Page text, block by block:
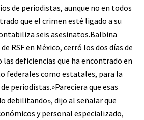
de periodistas, aunque no en todos
que el crimen esté ligado a su
seis asesinatos.Balbina
RSF en México, cerró los dos días de
deficiencias que ha encontrado en
federales como estatales, para la
periodistas.»Pareciera que esas
debilitando», dijo al señalar que
y personal especializado,